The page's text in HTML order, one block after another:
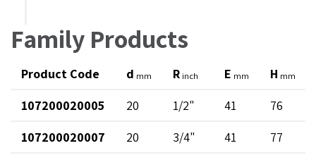
Family Products
Product Code d mm R inch E mm H mm
107200020005 20 1/2" 41
76
107200020007
20 3/4" 41
77